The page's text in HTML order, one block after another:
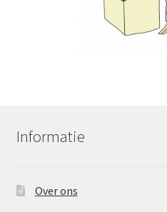
Informatie
Over ons